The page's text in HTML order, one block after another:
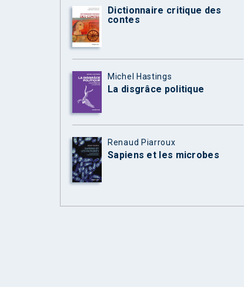
Dictionnaire critique des
contes
Michel Hastings
La disgrâce politique
Renaud Piarroux
Sapiens et les microbes